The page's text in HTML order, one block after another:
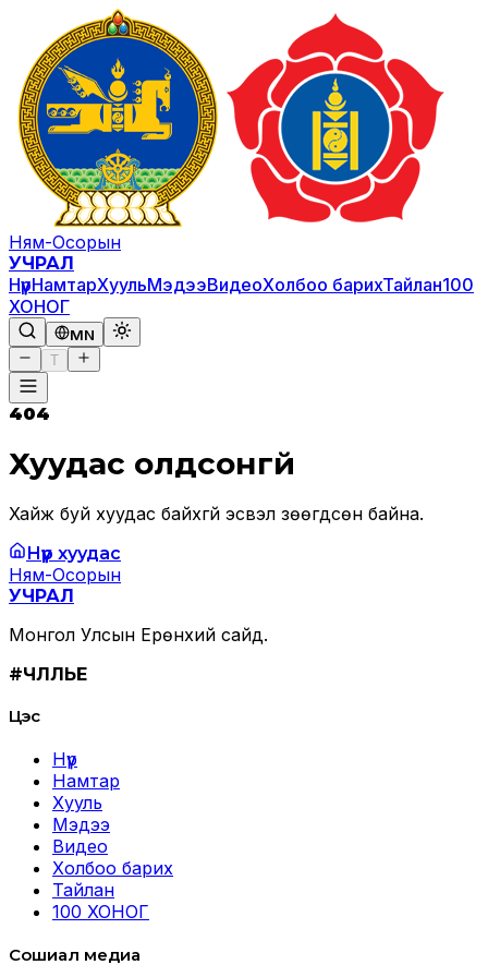
Ням-Осорын
УЧРАЛ
НүүрНамтарХуульМэдээВидеоХолбоо барихТайлан100
ХОНОГ
MN
T
404
Хуудас олдсонгүй
Хайж буй хуудас байхгүй эсвэл зөөгдсөн байна.
Нүүр хуудас
Ням-Осорын
УЧРАЛ
Монгол Улсын Ерөнхий сайд.
#ЧӨЛӨӨЛЬЕ
Цэс
Нүүр
Намтар
Хууль
Мэдээ
Видео
Холбоо барих
Тайлан
100 ХОНОГ
Сошиал медиа